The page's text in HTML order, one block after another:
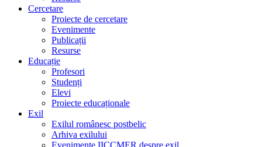
Cercetare
Proiecte de cercetare
Evenimente
Publicații
Resurse
Educație
Profesori
Studenți
Elevi
Proiecte educaționale
Exil
Exilul românesc postbelic
Arhiva exilului
Evenimente IICCMER despre exil